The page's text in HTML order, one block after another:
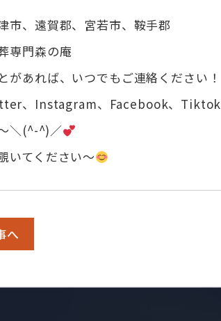
市、遠賀郡、宮若市、鞍手郡
専門森の庵
があれば、いつでもご連絡ください！
、Instagram、Facebook、Tiktok
＼(^-^)／
いてください～
へ